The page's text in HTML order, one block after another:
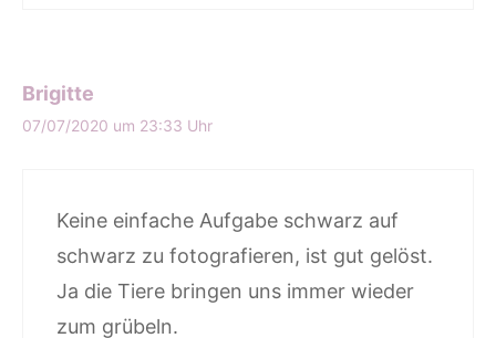
Brigitte
07/07/2020 um 23:33 Uhr
Keine einfache Aufgabe schwarz auf
schwarz zu fotografieren, ist gut gelöst.
Ja die Tiere bringen uns immer wieder
zum grübeln.